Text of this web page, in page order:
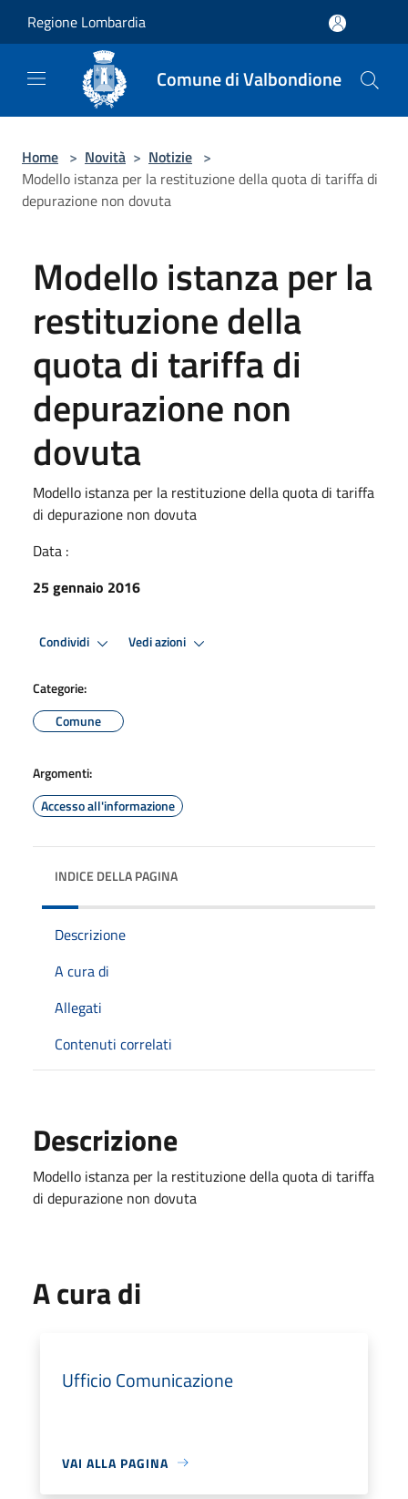
Regione Lombardia
Comune di Valbondione
Home > Novità > Notizie >
Modello istanza per la restituzione della quota di tariffa di
depurazione non dovuta
Modello istanza per la
restituzione della
quota di tariffa di
depurazione non
dovuta
Modello istanza per la restituzione della quota di tariffa
di depurazione non dovuta
Data :
25 gennaio 2016
Condividi Vedi azioni
Categorie:
Comune
Argomenti:
Accesso all'informazione
INDICE DELLA PAGINA
Descrizione
A cura di
Allegati
Contenuti correlati
Descrizione
Modello istanza per la restituzione della quota di tariffa
di depurazione non dovuta
A cura di
Ufficio Comunicazione
VAI ALLA PAGINA